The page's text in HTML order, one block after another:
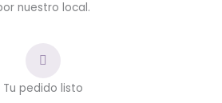
nuestro local.
Tu pedido listo